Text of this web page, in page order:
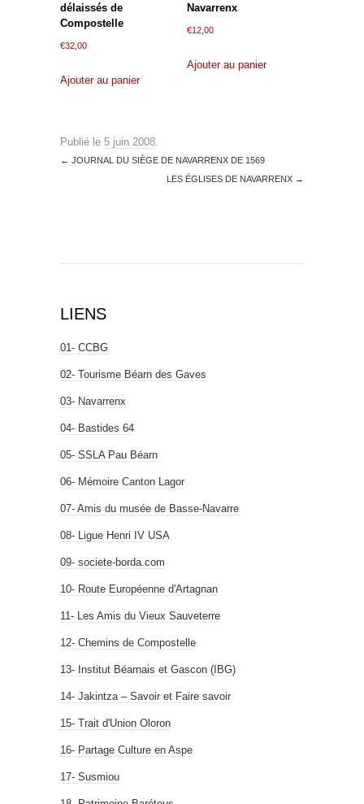
délaissés de
Compostelle
€32,00
Ajouter au panier
Navarrenx
€12,00
Ajouter au panier
Publié le 5 juin 2008
← JOURNAL DU SIÈGE DE NAVARRENX DE 1569
LES ÉGLISES DE NAVARRENX →
LIENS
01- CCBG
02- Tourisme Béarn des Gaves
03- Navarrenx
04- Bastides 64
05- SSLA Pau Béarn
06- Mémoire Canton Lagor
07- Amis du musée de Basse-Navarre
08- Ligue Henri IV USA
09- societe-borda.com
10- Route Européenne d'Artagnan
11- Les Amis du Vieux Sauveterre
12- Chemins de Compostelle
13- Institut Béarnais et Gascon (IBG)
14- Jakintza – Savoir et Faire savoir
15- Trait d'Union Oloron
16- Partage Culture en Aspe
17- Susmiou